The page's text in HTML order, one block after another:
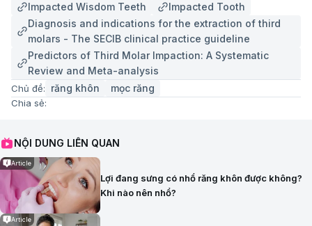
Impacted Wisdom Teeth
Impacted Tooth
Diagnosis and indications for the extraction of third
molars - The SECIB clinical practice guideline
Predictors of Third Molar Impaction: A Systematic
Review and Meta-analysis
Chủ đề: răng khôn mọc răng
Chia sẻ:
NỘI DUNG LIÊN QUAN
Article
Lợi đang sưng có nhổ răng khôn được không?
Khi nào nên nhổ?
Article